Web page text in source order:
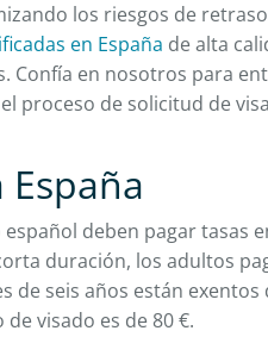
los riesgos de
en España de alta
Confía en nosotros para
proceso de solicitud de
deben pagar tasas
duración, los adultos
de seis años están
visado es de 80 €.